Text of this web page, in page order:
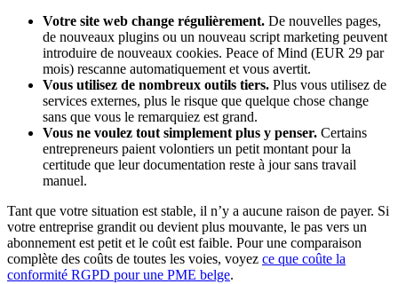
Votre site web change régulièrement. De nouvelles pages,
de nouveaux plugins ou un nouveau script marketing peuvent
introduire de nouveaux cookies. Peace of Mind (EUR 29 par
mois) rescanne automatiquement et vous avertit.
Vous utilisez de nombreux outils tiers. Plus vous utilisez de
services externes, plus le risque que quelque chose change
sans que vous le remarquiez est grand.
Vous ne voulez tout simplement plus y penser. Certains
entrepreneurs paient volontiers un petit montant pour la
certitude que leur documentation reste à jour sans travail
manuel.
Tant que votre situation est stable, il n’y a aucune raison de payer. Si
votre entreprise grandit ou devient plus mouvante, le pas vers un
abonnement est petit et le coût est faible. Pour une comparaison
complète des coûts de toutes les voies, voyez ce que coûte la
conformité RGPD pour une PME belge.